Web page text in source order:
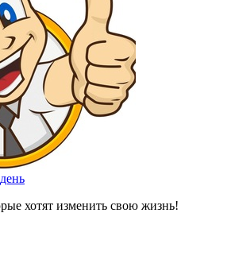
хотят изменить свою жизнь!